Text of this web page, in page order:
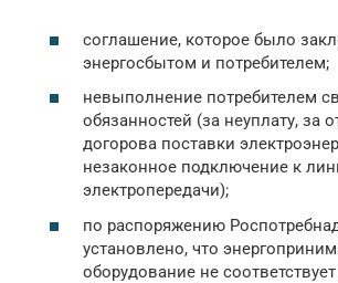
соглашение, которое было
энергосбытом и потребителем;
невыполнение потребителем
обязанностей (за неуплату, за
догорова поставки
незаконное подключение к
электропередачи);
по распоряжению
установлено, что
оборудование не